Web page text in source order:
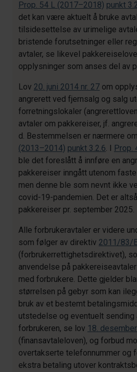
Prop. 54 L (2017–2018) punkt
det kan være aktuelt å bruke
tilsidesettelse av urimelige
bristende forutsetninger eller
avtaler, se likevel
opplysninger som anses del av
Lov 20. juni 2014 nr. 27 om
angrerett ved fjernsalg og salg
forretningslokaler
avtaler om pakkereiser, jf.
d. Bestemmelsen er nærmere
(2013–2014) punkt 3.2.6. I Prop.
ble det foreslått å innføre en
pakkereiser inngått utenom
men denne ble som nevnt ikke
covid-19-pandemien. Det er
pakkereiser pr. september 2025.
Alle forbrukeravtaler er videre
som følger av direktiv 2011/83/
(forbrukerrettighetsdirektivet),
anvendelse på
med forbrukere. Dette gjelder
størrelsen på gebyr som kan
bruk av et bestemt
utstedelse og eventuelt sending
forbrukeren, se lov 18.
(finansavtaleloven), og forbud
overtakserte telefonnummer og
ekstra betaling utover